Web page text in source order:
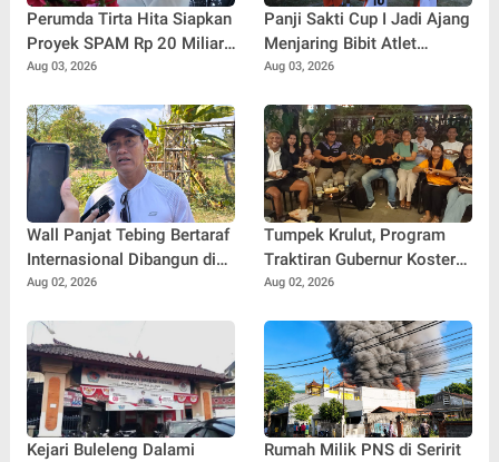
Perumda Tirta Hita Siapkan
Proyek SPAM Rp 20 Miliar,
Pasokan Air Banyuning dan
Stabil
Aug 03, 2026
Panji Sakti Cup I Jadi Ajang
Menjaring Bibit Atlet
Baseball Muda Buleleng
Aug 03, 2026
Wall Panjat Tebing Bertaraf
Internasional Dibangun di
Buleleng, Dukung Sport
Aug 02, 2026
Tumpek Krulut, Program
Traktiran Gubernur Koster
Dongkrak Omzet UMKM
Aug 02, 2026
Kejari Buleleng Dalami
Rumah Milik PNS di Seririt